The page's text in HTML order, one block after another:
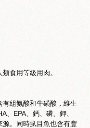
食用等級用肉。
組氨酸和牛磺酸，維生
、EPA、鈣、磷、鉀、
。同時虱目魚也含有豐